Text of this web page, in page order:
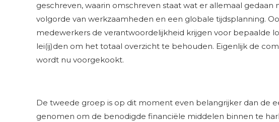
geschreven, waarin omschreven staat wat er allemaal gedaan
volgorde van werkzaamheden en een globale tijdsplanning.
medewerkers de verantwoordelijkheid krijgen voor bepaalde
lei(ij)den om het totaal overzicht te behouden. Eigenlijk de
wordt nu voorgekookt.
De tweede groep is op dit moment even belangrijker dan de
genomen om de benodigde financiële middelen binnen te